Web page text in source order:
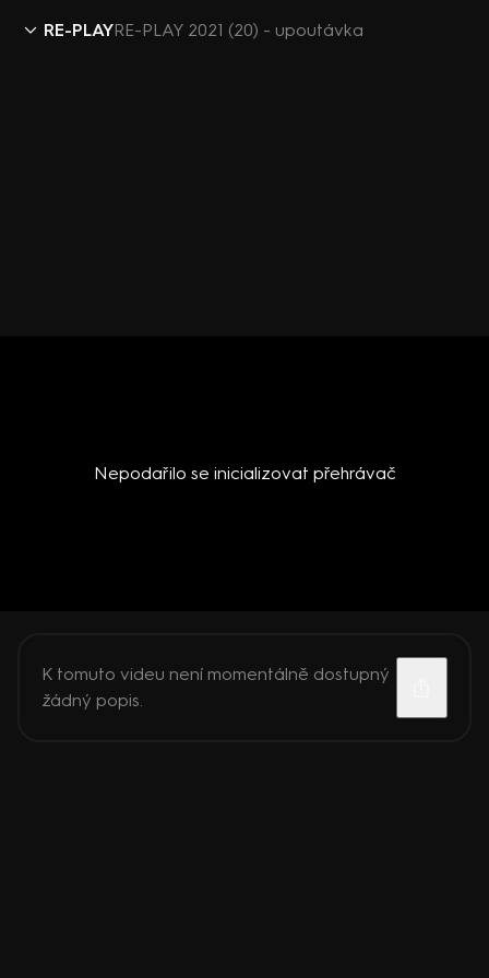
RE-PLAYRE-PLAY 2021 (20) - upoutávka
Nepodařilo se inicializovat přehrávač
K tomuto videu není momentálně dostupný
žádný popis.